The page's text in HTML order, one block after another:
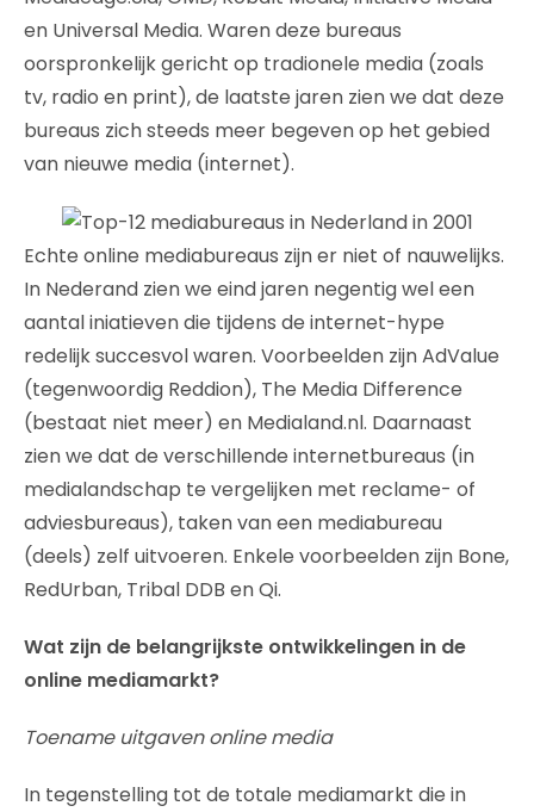
en Universal Media. Waren deze bureaus
oorspronkelijk gericht op tradionele media (zoals
tv, radio en print), de laatste jaren zien we dat deze
bureaus zich steeds meer begeven op het gebied
van nieuwe media (internet).
Echte online mediabureaus zijn er niet of nauwelijks.
In Nederand zien we eind jaren negentig wel een
aantal iniatieven die tijdens de internet-hype
redelijk succesvol waren. Voorbeelden zijn AdValue
(tegenwoordig Reddion), The Media Difference
(bestaat niet meer) en Medialand.nl. Daarnaast
zien we dat de verschillende internetbureaus (in
medialandschap te vergelijken met reclame- of
adviesbureaus), taken van een mediabureau
(deels) zelf uitvoeren. Enkele voorbeelden zijn Bone,
RedUrban, Tribal DDB en Qi.
Wat zijn de belangrijkste ontwikkelingen in de
online mediamarkt?
Toename uitgaven online media
In tegenstelling tot de totale mediamarkt die in